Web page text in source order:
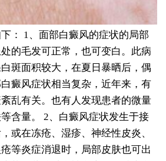
：
1、面部白癜风的症状的局部
的毛发可正常，也可变白。此病
斑面积较大，在夏日暴晒后，偶
癜风症状相当复杂，近年来，有
乱有关。也有人发现患者的微量
含量。
2、白癜风症状发生于接
或在冻疮、湿疹、神经性皮炎、
等炎症消退时，局部皮肤也可出